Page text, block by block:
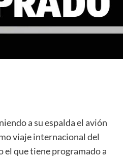
a su espalda el avión
viaje internacional del
el que tiene programado a